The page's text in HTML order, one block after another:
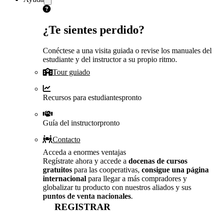
¿Te sientes perdido?
Conéctese a una visita guiada o revise los manuales del
estudiante y del instructor a su propio ritmo.
Tour guiado
Recursos para estudiantespronto
Guía del instructorpronto
Contacto
Acceda a enormes ventajas
Regístrate ahora y accede a docenas de cursos
gratuitos para las cooperativas, consigue una página
internacional para llegar a más compradores y
globalizar tu producto con nuestros aliados y sus
puntos de venta nacionales.
REGISTRAR